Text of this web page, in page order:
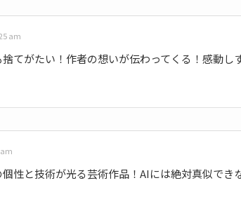
am
てがたい！作者の想いが伝わってくる！感動し
性と技術が光る芸術作品！AIには絶対真似でき